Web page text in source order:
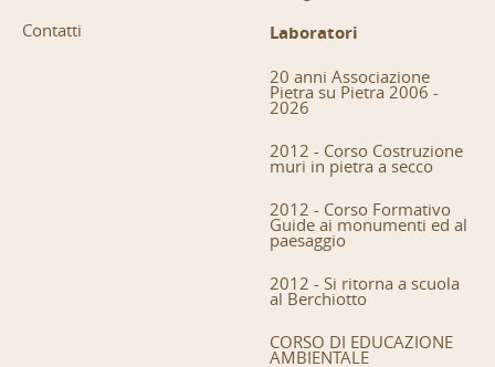
Contatti
Laboratori
20 anni Associazione
Pietra su Pietra 2006 -
2026
2012 - Corso Costruzione
muri in pietra a secco
2012 - Corso Formativo
Guide ai monumenti ed al
paesaggio
2012 - Si ritorna a scuola
al Berchiotto
CORSO DI EDUCAZIONE
AMBIENTALE